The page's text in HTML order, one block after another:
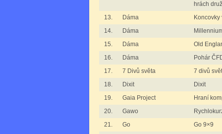
hrách
13.
Dáma
Koncovky
14.
Dáma
15.
Dáma
Old
16.
Dáma
Pohár
17.
7 Divů světa
7 divů
18.
Dixit
Dixit
19.
Gaia Project
Hraní
20.
Gawo
21.
Go
Go 9×9